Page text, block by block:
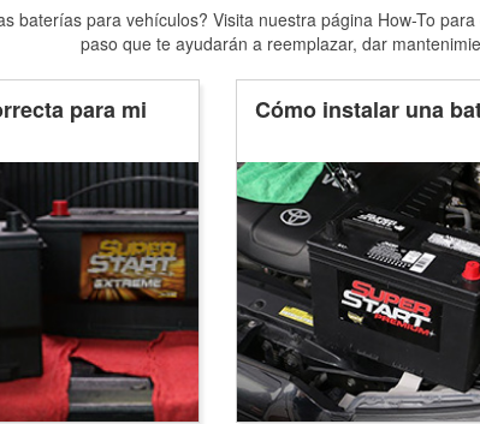
baterías para vehículos? Visita nuestra página How-To
paso que te ayudarán a reemplazar, dar
para mi Cómo instalar una